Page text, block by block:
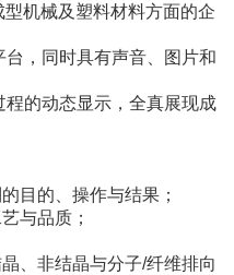
机械及塑料材料方面的企
，同时具有声音、图片和
的动态显示，全真展现成
目的、操作与结果；
与品质；
、非结晶与分子/纤维排向